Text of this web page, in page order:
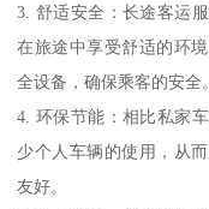
3. 舒适安全：长途客运
在旅途中享受舒适的环
全设备，确保乘客的安全。
4. 环保节能：相比私家
少个人车辆的使用，从
友好。